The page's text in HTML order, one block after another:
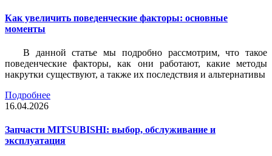
Как увеличить поведенческие факторы: основные
моменты
В данной статье мы подробно рассмотрим, что такое
поведенческие факторы, как они работают, какие методы
накрутки существуют, а также их последствия и альтернативы
Подробнее
16.04.2026
Запчасти MITSUBISHI: выбор, обслуживание и
эксплуатация